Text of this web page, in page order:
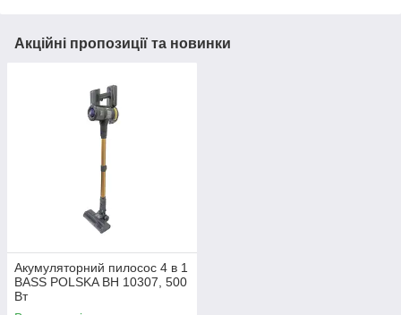
Акційні пропозиції та новинки
Акумуляторний пилосос 4 в 1
BASS POLSKA BH 10307, 500
Вт